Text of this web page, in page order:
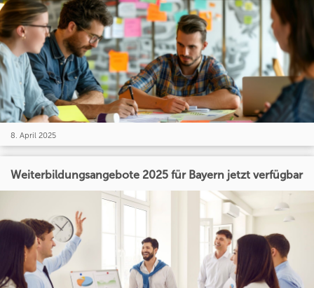
8. April 2025
Weiterbildungsangebote 2025 für Bayern jetzt verfügbar